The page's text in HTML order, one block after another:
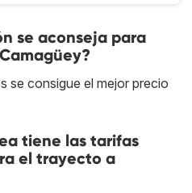
se aconseja para
se consigue el mejor precio
tiene las tarifas
el trayecto a